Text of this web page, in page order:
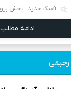
آهنگ جدید ، پخش
ادامه مطلب
رحیمی